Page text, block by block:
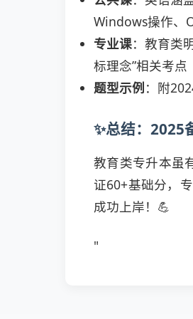
Windows操作、
专业课：教育类
标理念”相关考点
题型示例：附
✨总结：2025
教育类专升本虽
证60+基础分，
成功上岸！💪
"